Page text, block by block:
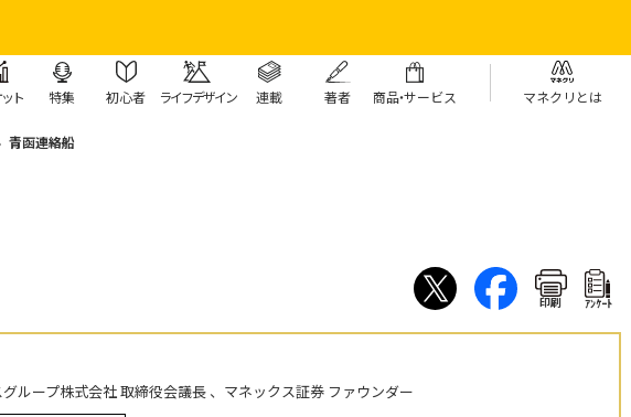
ト 特集 初心者 ライフデザイン 連載 著者 商品・サービス マネクリとは
青函連絡船
印刷 ｱﾝｹｰﾄ
ループ株式会社 取締役会議長 、マネックス証券 ファウンダー